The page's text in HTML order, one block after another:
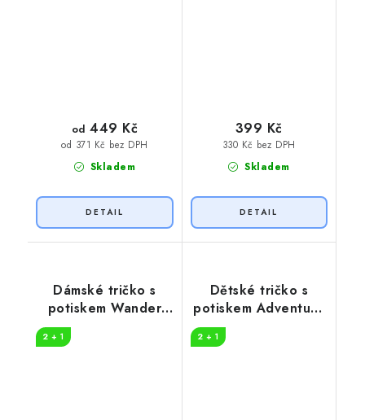
Skladem
od 371 Kč bez DPH
od 449 Kč
Skladem
330 Kč bez DPH
399 Kč
Dámské tričko s
potiskem Wander
2 + 1
Dětské tričko s
potiskem Adventure
2 + 1